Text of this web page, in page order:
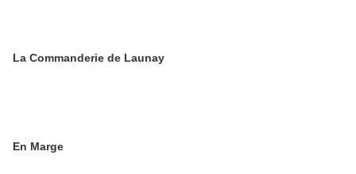
La Commanderie de Launay
En Marge